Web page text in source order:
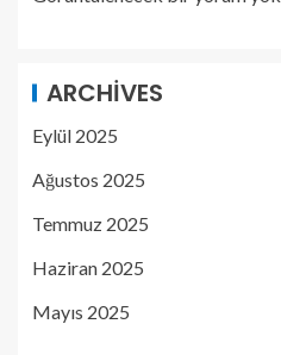
ARCHIVES
Eylül 2025
Ağustos 2025
Temmuz 2025
Haziran 2025
Mayıs 2025